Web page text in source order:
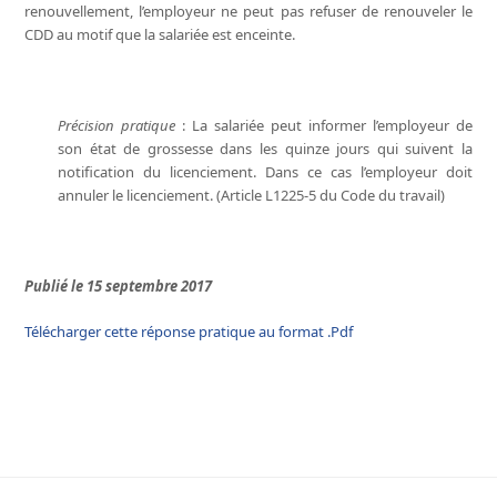
renouvellement, l’employeur ne peut pas refuser de renouveler le
CDD au motif que la salariée est enceinte.
Précision pratique : La salariée peut informer l’employeur de
son état de grossesse dans les quinze jours qui suivent la
notification du licenciement. Dans ce cas l’employeur doit
annuler le licenciement. (Article L1225-5 du Code du travail)
Publié le 15 septembre 2017
Télécharger cette réponse pratique au format .Pdf